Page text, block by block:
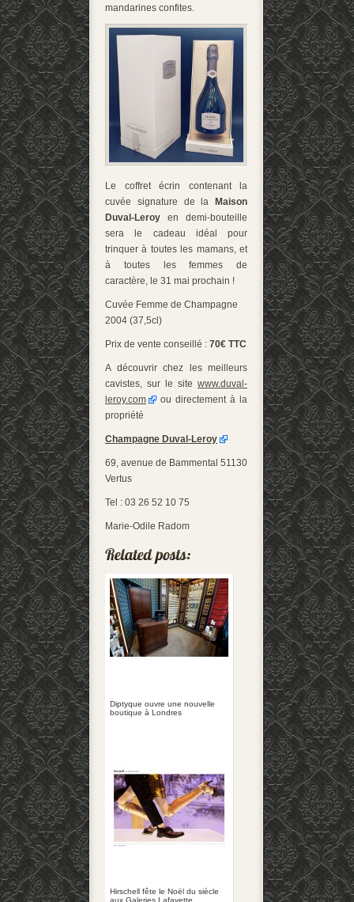
mandarines confites.
Le coffret écrin contenant la
cuvée signature de la
Maison
Duval-Leroy en demi-bouteille
sera le ca­deau idéal pour
trinquer à toutes les mamans, et
à toutes les femmes de
caractère, le 31 mai prochain !
Cuvée Femme de Champagne
2004 (37,5cl)
Prix de vente conseillé : 70€ TTC
A découvrir chez les meilleurs
cavistes, sur le site www.duval-
leroy.com
ou directement à la
propriété
Champagne Duval-Leroy
69, avenue de Bammental 51130
Vertus
Tel : 03 26 52 10 75
Marie-Odile Radom
Diptyque ouvre une nouvelle
boutique à Londres
Hirschell fête le Noël du siècle